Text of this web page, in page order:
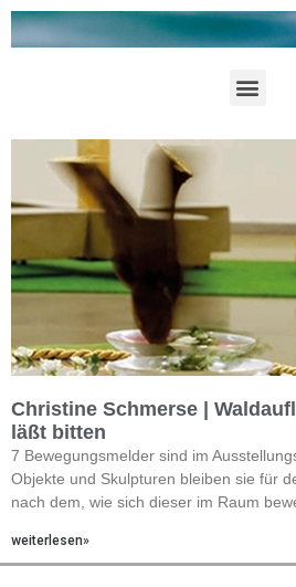
Christine Schmerse |
läßt bitten
7 Bewegungsmelder sind im
Objekte und Skulpturen bleiben sie für
nach dem, wie sich dieser im Raum
weiterlesen»